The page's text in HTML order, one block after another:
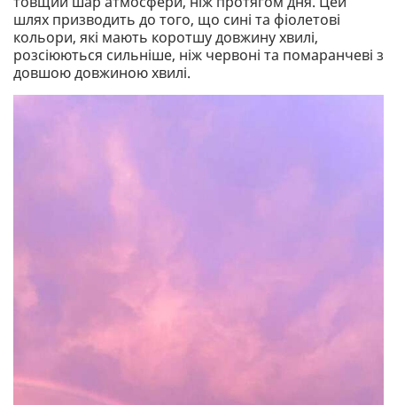
шлях призводить до того, що сині та фіолетові
кольори, які мають коротшу довжину хвилі,
розсіюються сильніше, ніж червоні та помаранчеві з
довшою довжиною хвилі.